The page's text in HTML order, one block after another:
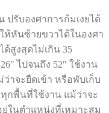
รับองศาการก้มเงยได้
ห้หันซ้ายขวาได้ในองศา
สูงสุดไม่เกิน 35
ไปจนถึง 52″ ใช้งาน
าจะยืดเข้า หรือพับเก็บ
กพื้นที่ใช้งาน แม้ว่าจะ
ในตำแหน่งที่เหมาะสม